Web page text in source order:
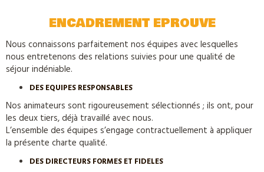
ENCADREMENT EPROUVE
Nous connaissons parfaitement nos équipes avec lesquelles
nous entretenons des relations suivies pour une qualité de
séjour indéniable.
DES EQUIPES RESPONSABLES
Nos animateurs sont rigoureusement sélectionnés ; ils ont, pour
les deux tiers, déjà travaillé avec nous.
L’ensemble des équipes s’engage contractuellement à appliquer
la présente charte qualité.
DES DIRECTEURS FORMES ET FIDELES